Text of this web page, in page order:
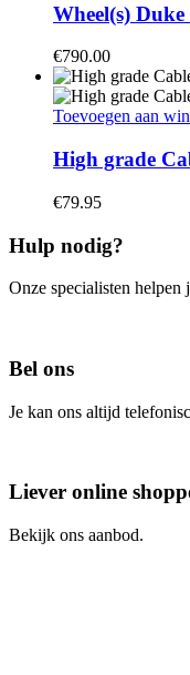
Wheel(s)
€790.00
Toevoegen aan
High grade
€79.95
Hulp nodig?
Onze specialisten helpen
Bel ons
Je kan ons altijd
Liever online
Bekijk ons aanbod.